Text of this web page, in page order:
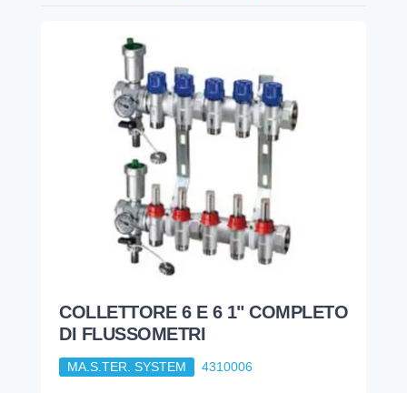
COLLETTORE 6 E 6 1" COMPLETO
DI FLUSSOMETRI
MA.S.TER. SYSTEM 4310006